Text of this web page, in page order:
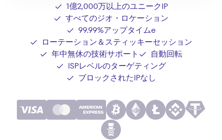
1億2,000万以上のユニークIP
すべてのジオ・ロケーション
99.99%アップタイムe
ローテーション＆スティッキーセッション
年中無休の技術サポート
自動回転
ISPレベルのターゲティング
ブロックされたIPなし